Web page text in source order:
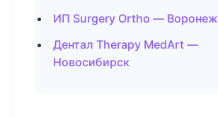
ИП Surgery Ortho — Воронеж
Дентал Therapy MedArt —
Новосибирск